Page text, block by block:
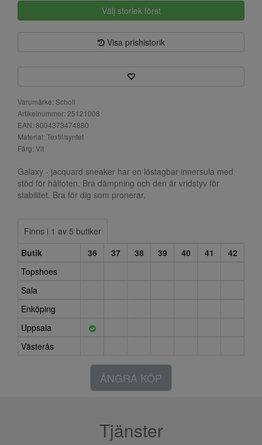
Välj storlek först
Visa prishistorik
Varumärke: Scholl
Artikelnummer: 25121008
EAN: 8004373474880
Material: Textil/syntet
Färg: Vit
Galaxy - jacquard sneaker har en löstagbar innersula med
stöd för hålfoten. Bra dämpning och den är vridstyv för
stabilitet. Bra för dig som pronerar.
Finns i 1 av 5 butiker
Butik
36 37 38 39 40 41
42
Topshoes
Sala
Enköping
Uppsala
Västerås
ÅNGRA KÖP
Tjänster